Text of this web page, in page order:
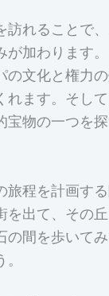
訪れることで
が加わります
の文化と権力
れます。そし
宝物の一つを
旅程を計画す
を出て、その
の間を歩いて